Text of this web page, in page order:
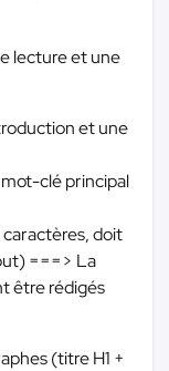
lecture et une
et une
clé principal
doit
===> La
être rédigés
(titre H1 +